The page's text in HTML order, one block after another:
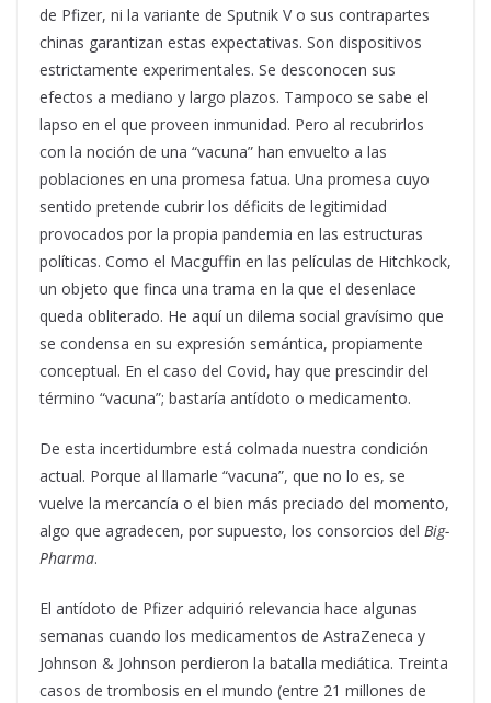
de Pfizer, ni la variante de Sputnik V o sus contrapartes
chinas garantizan estas expectativas. Son dispositivos
estrictamente experimentales. Se desconocen sus
efectos a mediano y largo plazos. Tampoco se sabe el
lapso en el que proveen inmunidad. Pero al recubrirlos
con la noción de una “vacuna” han envuelto a las
poblaciones en una promesa fatua. Una promesa cuyo
sentido pretende cubrir los déficits de legitimidad
provocados por la propia pandemia en las estructuras
políticas. Como el Macguffin en las películas de Hitchkock,
un objeto que finca una trama en la que el desenlace
queda obliterado. He aquí un dilema social gravísimo que
se condensa en su expresión semántica, propiamente
conceptual. En el caso del Covid, hay que prescindir del
término “vacuna”; bastaría antídoto o medicamento.
De esta incertidumbre está colmada nuestra condición
actual. Porque al llamarle “vacuna”, que no lo es, se
vuelve la mercancía o el bien más preciado del momento,
algo que agradecen, por supuesto, los consorcios del Big-
Pharma.
El antídoto de Pfizer adquirió relevancia hace algunas
semanas cuando los medicamentos de AstraZeneca y
Johnson & Johnson perdieron la batalla mediática. Treinta
casos de trombosis en el mundo (entre 21 millones de